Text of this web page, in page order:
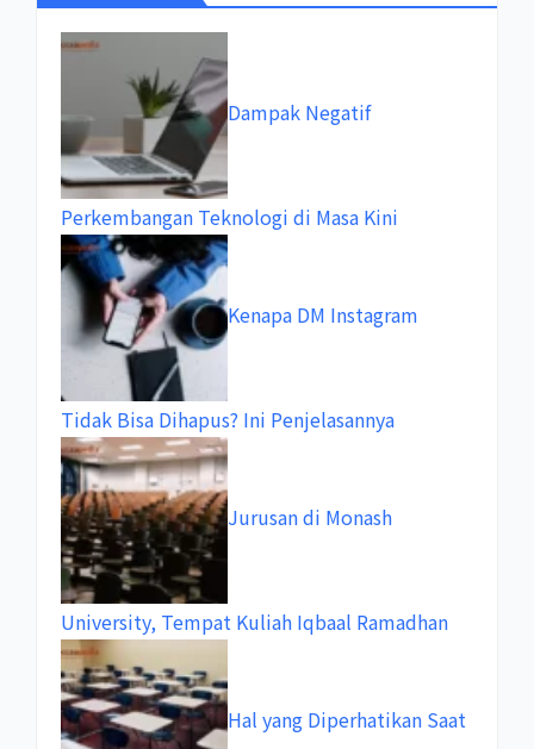
Dampak Negatif
Perkembangan Teknologi di Masa Kini
Kenapa DM Instagram
Tidak Bisa Dihapus? Ini Penjelasannya
Jurusan di Monash
University, Tempat Kuliah Iqbaal Ramadhan
Hal yang Diperhatikan Saat